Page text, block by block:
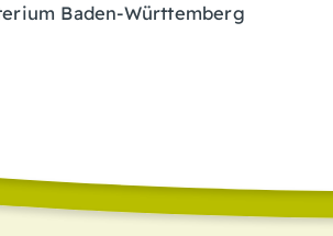
Baden-Württemberg